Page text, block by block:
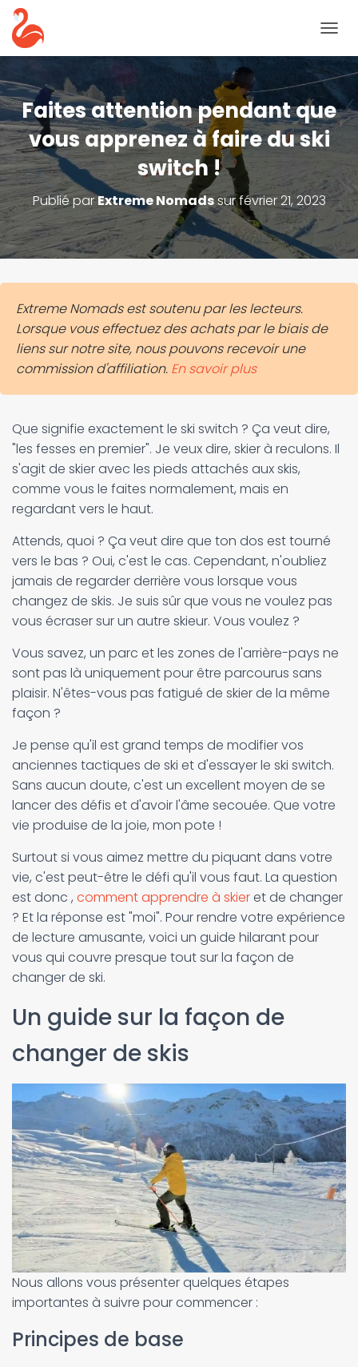
A
C
L
E
R
A
N
A
G
T
Faites attention pendant que
vous apprenez à faire du ski
switch !
Publié parExtreme Nomadssurfévrier 21, 2023
Extreme Nomads est soutenu par les lecteurs.
Lorsque vous effectuez des achats par le biais de
liens sur notre site, nous pouvons recevoir une
commission d'affiliation. En savoir plus
Que signifie exactement le ski switch ? Ça veut dire,
"les fesses en premier". Je veux dire, skier à reculons. Il
s'agit de skier avec les pieds attachés aux skis,
comme vous le faites normalement, mais en
regardant vers le haut.
Attends, quoi ? Ça veut dire que ton dos est tourné
vers le bas ? Oui, c'est le cas. Cependant, n'oubliez
jamais de regarder derrière vous lorsque vous
changez de skis. Je suis sûr que vous ne voulez pas
vous écraser sur un autre skieur. Vous voulez ?
Vous savez, un parc et les zones de l'arrière-pays ne
sont pas là uniquement pour être parcourus sans
plaisir. N'êtes-vous pas fatigué de skier de la même
façon ?
Je pense qu'il est grand temps de modifier vos
anciennes tactiques de ski et d'essayer le ski switch.
Sans aucun doute, c'est un excellent moyen de se
lancer des défis et d'avoir l'âme secouée. Que votre
vie produise de la joie, mon pote !
Surtout si vous aimez mettre du piquant dans votre
vie, c'est peut-être le défi qu'il vous faut. La question
est donc , comment apprendre à skieret de changer
? Et la réponse est "moi". Pour rendre votre expérience
de lecture amusante, voici un guide hilarant pour
vous qui couvre presque tout sur la façon de
changer de ski.
Un guide sur la façon de
changer de skis
Nous allons vous présenter quelques étapes
importantes à suivre pour commencer :
Principes de base